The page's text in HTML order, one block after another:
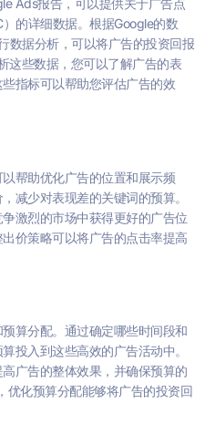
Ads报告，可以提供关于广告点
的详细数据。根据Google的数
数据分析，可以将广告的投资回报
这些数据，您可以了解广告的表
指标可以帮助您评估广告的效
帮助优化广告的位置和展示频
减少对表现差的关键词的预算。
激烈的市场中获得更好的广告位
价策略可以将广告的点击率提高
算分配。通过确定哪些时间段和
投入到这些高效的广告活动中。
广告的整体效果，并确保预算的
优化预算分配能够将广告的投资回